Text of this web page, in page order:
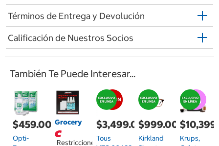
Términos de Entrega y Devolución
Calificación de Nuestros Socios
También Te Puede Interesar...
$459.00
Opti-
Grocery
Restricciones
$3,499.00
Tous
$999.00
Kirkland
Krups,